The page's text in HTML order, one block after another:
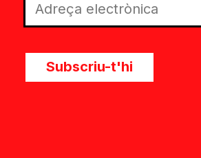
Subscriu-t'hi